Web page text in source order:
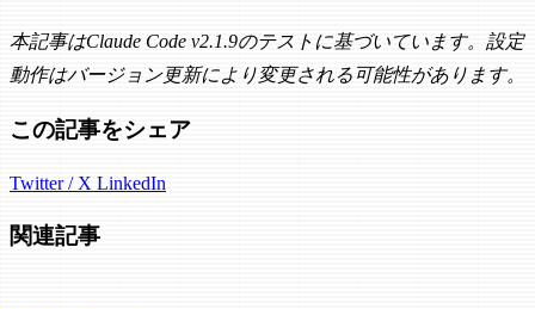
本記事はClaude Code v2.1.9のテストに基づいています。設定
動作はバージョン更新により変更される可能性があります。
この記事をシェア
Twitter / X LinkedIn
関連記事